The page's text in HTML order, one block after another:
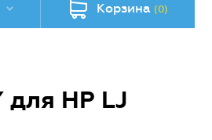
Корзина (0)
HP LJ